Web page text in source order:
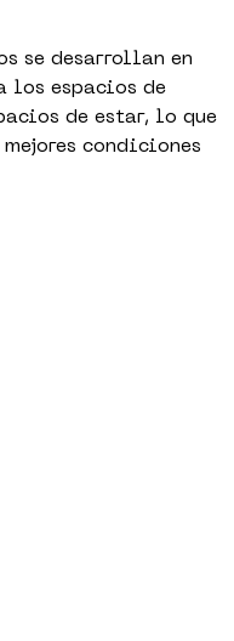
se desarrollan en
los espacios de
de estar, lo que
condiciones